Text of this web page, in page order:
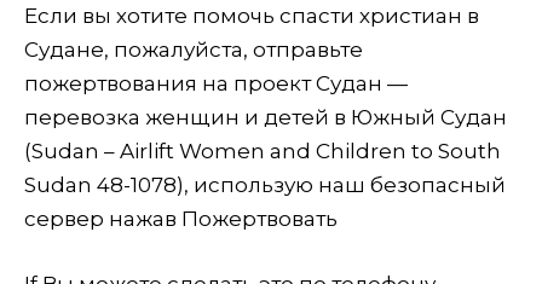
Если вы хотите помочь спасти христиан в
Судане, пожалуйста, отправьте
пожертвования на проект Судан —
перевозка женщин и детей в Южный Судан
(Sudan – Airlift Women and Children to South
Sudan 48-1078), использую наш безопасный
сервер нажав Пожертвовать